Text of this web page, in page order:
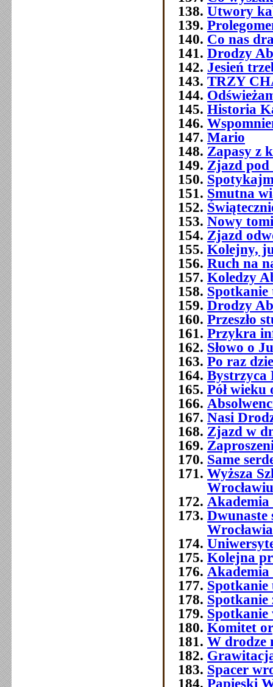
Utwory
Co nas
Drodzy
Jesień
TRZY
Historia
Mario
Zapasy z
Zjazd
Smutna
Nowy
Zjazd
Kolejny,
Ruch na
Koledzy
Spotkanie
Drodzy
Przeszło
Przykra
Słowo o
Po raz
Bystrzyca
Pół
Nasi
Zjazd w
Same
Wyższa
Wrocławiu
Dwunaste
Wrocławia
Kolejna
Akademia
Spotkanie
Spotkanie
Spotkanie
Komitet
W drodze
Spacer
Papieski